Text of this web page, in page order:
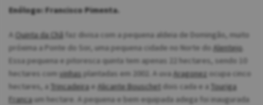
Enólogo: Francisco Pimenta.
A Quinta da Chã faz divisa com a pequena aldeia de Domingão, muito
próxima a Ponte do Sor, uma pequena cidade no Norte do Alentejo
Essa pequena e pitoresca quinta tem apenas 22 hectares, sendo 10
hectares com vinhasplantadas em 2002. A uva Aragonez ocupa cinco
hectares, a Trincadeira e Alicante Bouschet dois cada e a Touriga
Franca um hectare. A pequena e bem equipada adega foi inaugurada